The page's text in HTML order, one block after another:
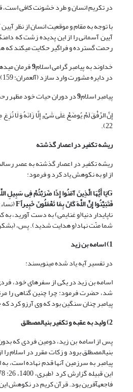
در تکریم انسان و طرد خشونت کافی است،
با توجه به مقام و موقعیت انسان از نظر
آیین آسمانی را از این پدیده زشت که دامن‏گیر بشر قرن 21 شده است، تنزیه نمود.
رحمت گسترده و فراگیر حکایت می‏کند که
خداوند به پیامبر گرامی اسلام9فرمان
در دایره مشورت وارد سازد (آل‏عمران: 159).
پیامبر اسلام9در دوران حیات خود مظهر
22).
ریشه تکفیر در اعصار گذشته
ریشه تکفیر در اعصار گذشته به عصر
از او به نکوهش یاد کرد و فرمود:
Gیَا أَیُّهَا الَّذِینَ آمَنُوا إِذَا ضَرَبْتُمْ فِی سَبِیلِ
فَتَبَیَّنُوا إِنَّ اللَّهَ کَانَ بِمَا تَعْمَلُونَ خَبِیراًF
ناپایدار دنیا(و غنایمى) به دست آورید،
شما منّت نهاد(و هدایت شدید). پس،
1) اسامه بن زید
در تفسیر آیه یاد شده می‏نویسند:
اسامه بن زید در یکی از سفرهای خود،
شد، حضرت فرمود: چرا چنین گناهی را
پیامبر چنان سنگین بود که وی آرزو کرد که چنین و
2) ولید به عقبه و تکفیر بنی‏المصطلق
پس از اسامه بن زید، دومین فردی که
بنی‏المصطلق برود و زکات مقرر در اسلام
پیامبر به سرزمین آنها قدم نهاده است،
فاجعه‏آفرین بود. قرآن کریم در نکوهش این